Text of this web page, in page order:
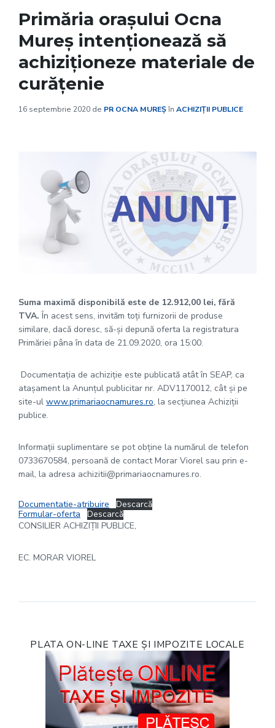
Primăria oraşului Ocna
Mureş intenţionează să
achiziţioneze materiale de
curăţenie
16 septembrie 2020 de PR OCNA MUREȘîn ACHIZIȚII PUBLICE
Suma maximă disponibilă este de 12.912,00 lei, fără
TVA. În acest sens, invităm toţi furnizorii de produse
similare, dacă doresc, să-şi depună oferta la registratura
Primăriei pâna în data de 21.09.2020, ora 15:00.
Documentația de achiziție este publicată atât în SEAP, ca
atașament la Anunțul publicitar nr. ADV1170012, cât și pe
site-ul www.primariaocnamures.ro, la secțiunea Achiziții
publice.
Informaţii suplimentare se pot obţine la numărul de telefon
0733670584, persoană de contact Morar Viorel sau prin e-
mail, la adresa achizitii@primariaocnamures.ro.
Documentatie-atribuire
Descarcă
Formular-oferta
Descarcă
CONSILIER ACHIZIŢII PUBLICE,
EC. MORAR VIOREL
PLATA ON-LINE TAXE ȘI IMPOZITE LOCALE